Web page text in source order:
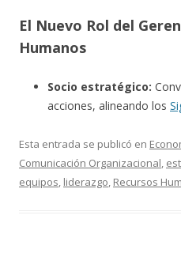
El Nuevo Rol del
Humanos
Socio estratégico:
acciones, alineando los
Esta entrada se publicó en
Comunicación Organizacional,
equipos, liderazgo, Recursos